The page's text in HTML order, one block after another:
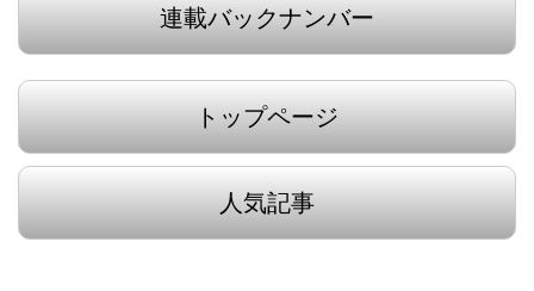
連載バックナンバー
トップページ
人気記事